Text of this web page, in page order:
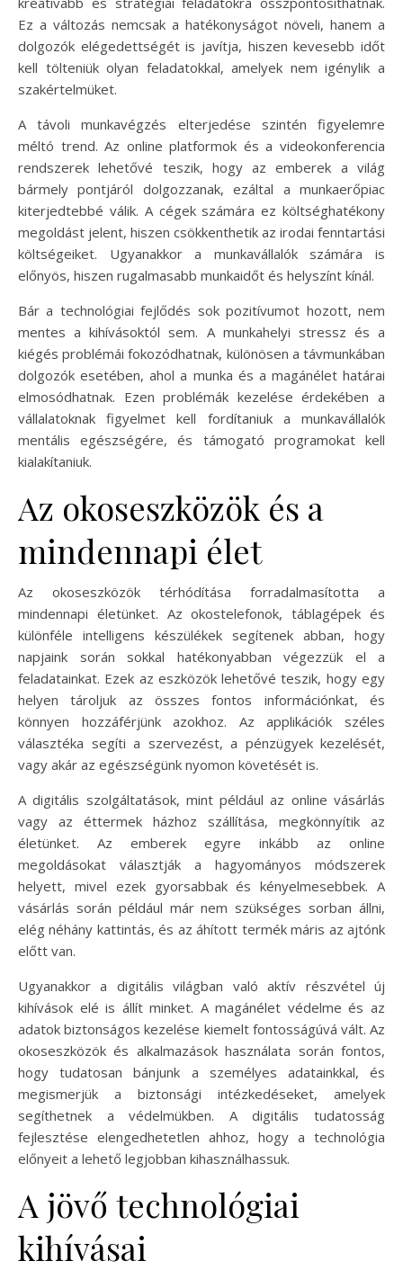
Ez a változás nemcsak a hatékonyságot növeli, hanem a
dolgozók elégedettségét is javítja, hiszen kevesebb időt
kell tölteniük olyan feladatokkal, amelyek nem igénylik a
szakértelmüket.
A távoli munkavégzés elterjedése szintén figyelemre
méltó trend. Az online platformok és a videokonferencia
rendszerek lehetővé teszik, hogy az emberek a világ
bármely pontjáról dolgozzanak, ezáltal a munkaerőpiac
kiterjedtebbé válik. A cégek számára ez költséghatékony
megoldást jelent, hiszen csökkenthetik az irodai fenntartási
költségeiket. Ugyanakkor a munkavállalók számára is
előnyös, hiszen rugalmasabb munkaidőt és helyszínt kínál.
Bár a technológiai fejlődés sok pozitívumot hozott, nem
mentes a kihívásoktól sem. A munkahelyi stressz és a
kiégés problémái fokozódhatnak, különösen a távmunkában
dolgozók esetében, ahol a munka és a magánélet határai
elmosódhatnak. Ezen problémák kezelése érdekében a
vállalatoknak figyelmet kell fordítaniuk a munkavállalók
mentális egészségére, és támogató programokat kell
kialakítaniuk.
Az okoseszközök és a
mindennapi élet
Az okoseszközök térhódítása forradalmasította a
mindennapi életünket. Az okostelefonok, táblagépek és
különféle intelligens készülékek segítenek abban, hogy
napjaink során sokkal hatékonyabban végezzük el a
feladatainkat. Ezek az eszközök lehetővé teszik, hogy egy
helyen tároljuk az összes fontos információnkat, és
könnyen hozzáférjünk azokhoz. Az applikációk széles
választéka segíti a szervezést, a pénzügyek kezelését,
vagy akár az egészségünk nyomon követését is.
A digitális szolgáltatások, mint például az online vásárlás
vagy az éttermek házhoz szállítása, megkönnyítik az
életünket. Az emberek egyre inkább az online
megoldásokat választják a hagyományos módszerek
helyett, mivel ezek gyorsabbak és kényelmesebbek. A
vásárlás során például már nem szükséges sorban állni,
elég néhány kattintás, és az áhított termék máris az ajtónk
előtt van.
Ugyanakkor a digitális világban való aktív részvétel új
kihívások elé is állít minket. A magánélet védelme és az
adatok biztonságos kezelése kiemelt fontosságúvá vált. Az
okoseszközök és alkalmazások használata során fontos,
hogy tudatosan bánjunk a személyes adatainkkal, és
megismerjük a biztonsági intézkedéseket, amelyek
segíthetnek a védelmükben. A digitális tudatosság
fejlesztése elengedhetetlen ahhoz, hogy a technológia
előnyeit a lehető legjobban kihasználhassuk.
A jövő technológiai
kihívásai